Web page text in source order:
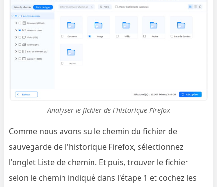
Analyser le fichier de l'historique Firefox
Comme nous avons su le chemin du fichier de
sauvegarde de l'historique Firefox, sélectionnez
l'onglet Liste de chemin. Et puis, trouver le fichier
selon le chemin indiqué dans l'étape 1 et cochez les